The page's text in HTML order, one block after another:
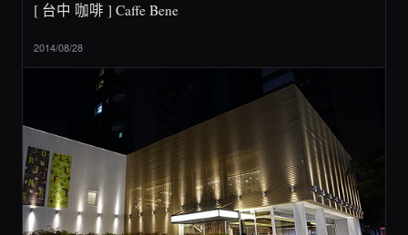
[ 台中 咖啡 ] Caffe Bene
2014/08/28